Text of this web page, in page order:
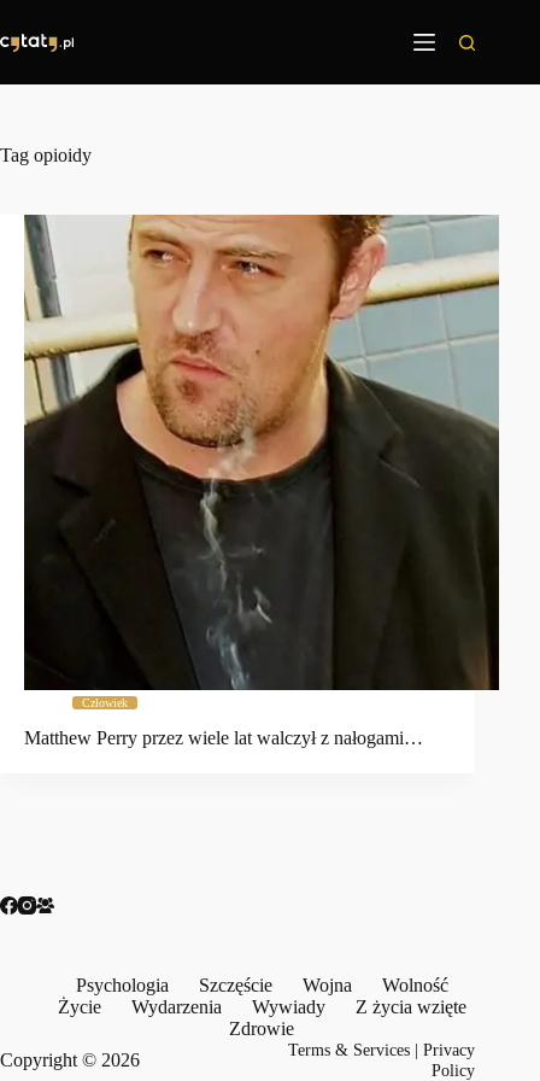
treści
Tag opioidy
Człowiek
Matthew Perry przez wiele lat walczył z nałogami…
Psychologia Szczęście Wojna
Wolność
Życie
Wydarzenia Wywiady
Z życia wzięte
Zdrowie
Copyright © 2026
Terms & Services |Privacy
Policy